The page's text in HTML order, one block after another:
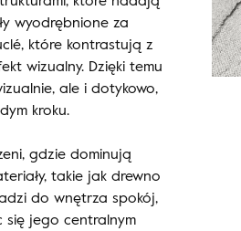
wyodrębnione za
które kontrastują z
wizualny. Dzięki temu
ale i dotykowo,
kroku.
gdzie dominują
takie jak drewno
do wnętrza spokój,
jego centralnym